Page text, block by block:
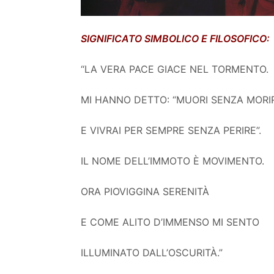
SIGNIFICATO SIMBOLICO E FILOSOFICO:
“LA VERA PACE GIACE NEL TORMENTO.
MI HANNO DETTO: “MUORI SENZA
E VIVRAI PER SEMPRE SENZA PERIRE”.
IL NOME DELL’IMMOTO È MOVIMENTO.
ORA PIOVIGGINA SERENITÀ
E COME ALITO D’IMMENSO MI SENTO
ILLUMINATO DALL’OSCURITÀ.”